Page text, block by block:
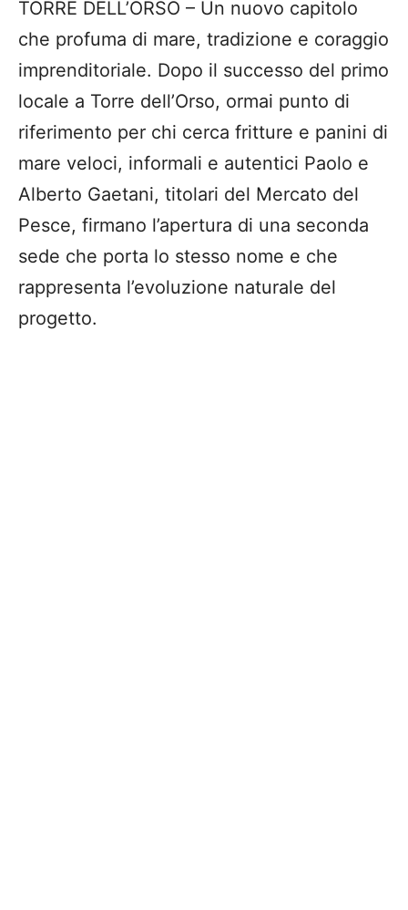
TORRE DELL’ORSO – Un nuovo capitolo
che profuma di mare, tradizione e coraggio
imprenditoriale. Dopo il successo del primo
locale a Torre dell’Orso, ormai punto di
riferimento per chi cerca fritture e panini di
mare veloci, informali e autentici Paolo e
Alberto Gaetani, titolari del Mercato del
Pesce, firmano l’apertura di una seconda
sede che porta lo stesso nome e che
rappresenta l’evoluzione naturale del
progetto.